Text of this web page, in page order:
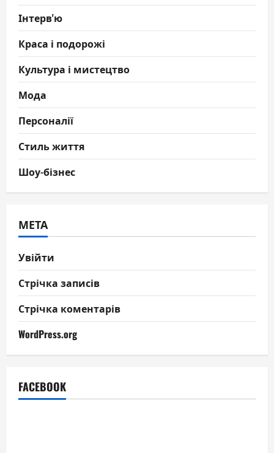
Інтерв'ю
Краса і подорожі
Культура і мистецтво
Мода
Персоналії
Стиль життя
Шоу-бізнес
МЕТА
Увійти
Стрічка записів
Стрічка коментарів
WordPress.org
FACEBOOK